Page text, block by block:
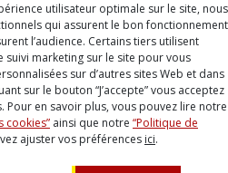
utilisateur optimale sur le site, nous
qui assurent le bon fonctionnement
l’audience. Certains tiers utilisent
suivi marketing sur le site pour vous
sur d’autres sites Web et dans
sur le bouton “J’accepte” vous acceptez
Pour en savoir plus, vous pouvez lire notre
cookies” ainsi que notre “Politique de
ajuster vos préférences ici.